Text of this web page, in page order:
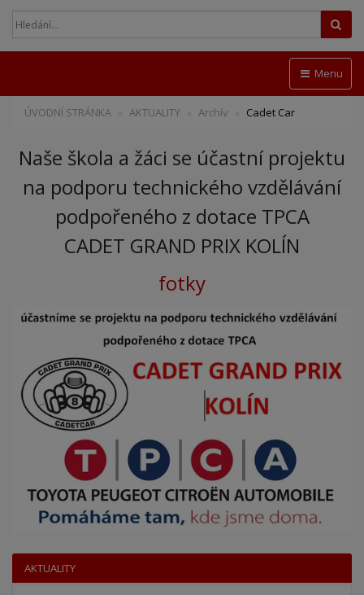
Menu
ÚVODNÍ STRÁNKA AKTUALITY Archív Cadet Car
Naše škola a žáci se účastní projektu
na podporu technického vzdělávání
podpořeného z dotace TPCA
CADET GRAND PRIX KOLÍN
fotky
AKTUALITY